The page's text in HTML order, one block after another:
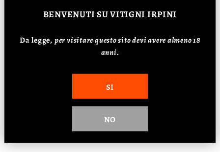
📊 Dati
Vitigno: 100% Fiano
Affinamento: 12 mesi
Alcol: 13%
BENVENUTI SU VITIGNI IRPINI
Da legge, per visitare questo sito devi avere almeno 18
anni.
SI
NO